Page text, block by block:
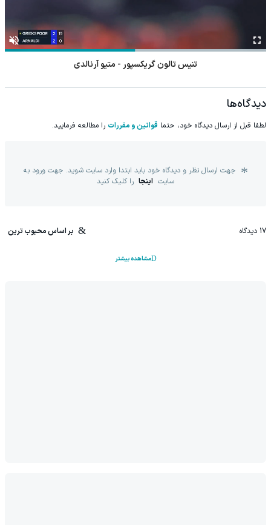
تنیس تالون گریکسپور - متیو آرنالدی
دیدگاه‌ها
لطفا قبل از ارسال دیدگاه خود، حتما قوانین و مقررات را مطالعه فرمایید.
جهت ارسال نظر و دیدگاه خود باید ابتدا وارد سایت شوید. جهت ورود به
سایت اینجا را کلیک کنید
17 دیدگاه بر اساس محبوب ترین
مشاهده بیشتر